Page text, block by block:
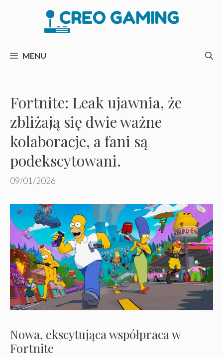
MENU
Fortnite: Leak ujawnia, że ​​
zbliżają się dwie ważne
kolaboracje, a fani są
podekscytowani.
09/01/2026
Nowa, ekscytująca współpraca w
Fortnite